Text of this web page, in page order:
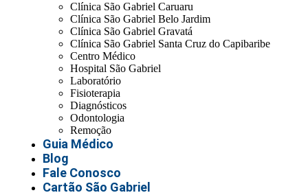
Clínica São Gabriel Caruaru
Clínica São Gabriel Belo Jardim
Clínica São Gabriel Gravatá
Clínica São Gabriel Santa Cruz do Capibaribe
Centro Médico
Hospital São Gabriel
Laboratório
Fisioterapia
Diagnósticos
Odontologia
Remoção
Guia Médico
Blog
Fale Conosco
Cartão São Gabriel